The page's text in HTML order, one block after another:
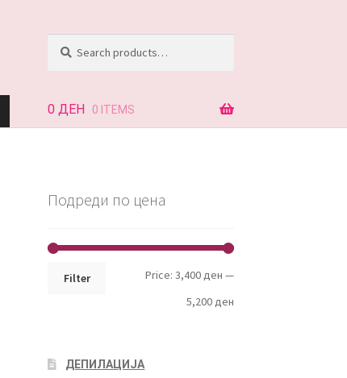
for:
0 ДЕН 0 ITEMS
Подреди по цена
Min
price
Max
price
Filter Price: 3,400 ден —
5,200 ден
ДЕПИЛАЦИЈА